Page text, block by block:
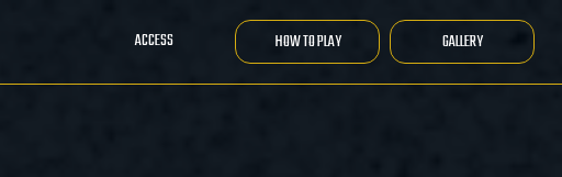
ACCESS HOW TO PLAY GALLERY